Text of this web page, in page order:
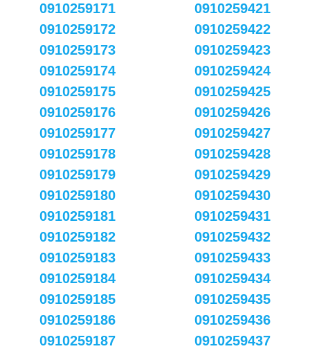
0910259171
0910259172
0910259173
0910259174
0910259175
0910259176
0910259177
0910259178
0910259179
0910259180
0910259181
0910259182
0910259183
0910259184
0910259185
0910259186
0910259187
0910259421
0910259422
0910259423
0910259424
0910259425
0910259426
0910259427
0910259428
0910259429
0910259430
0910259431
0910259432
0910259433
0910259434
0910259435
0910259436
0910259437